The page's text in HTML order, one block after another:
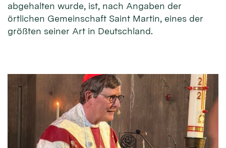
abgehalten wurde, ist, nach Angaben der
örtlichen Gemeinschaft Saint Martin, eines der
größten seiner Art in Deutschland.